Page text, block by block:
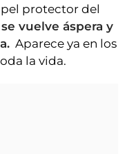
protector del
vuelve áspera y
Aparece ya en los
la vida.